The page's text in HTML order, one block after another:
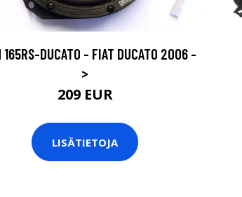
165RS-DUCATO - FIAT DUCATO 2006 -
>
209 EUR
LISÄTIETOJA